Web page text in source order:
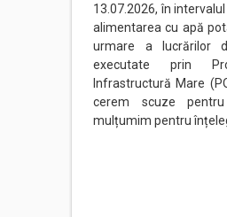
13.07.2026, în
alimentarea cu apă
urmare a lucrărilor
executate prin
Infrastructură Mare
cerem scuze
mulțumim pentru